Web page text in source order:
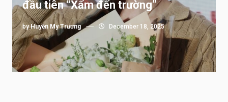
đầu tiên “Xẩm đến trường”
byHuyền My Trương December 18, 2025